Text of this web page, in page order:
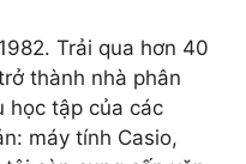
Trải qua hơn 40
thành nhà phân
học tập của các
máy tính Casio,